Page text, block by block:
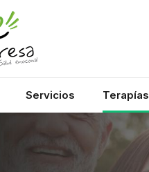
Servicios Terapías